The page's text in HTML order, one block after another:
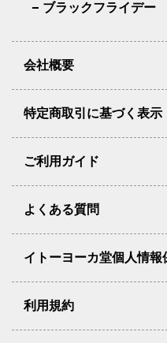
ブラックフライデー
会社概要
特定商取引に基づく表示
ご利用ガイド
よくある質問
イトーヨーカ堂個人情報
利用規約